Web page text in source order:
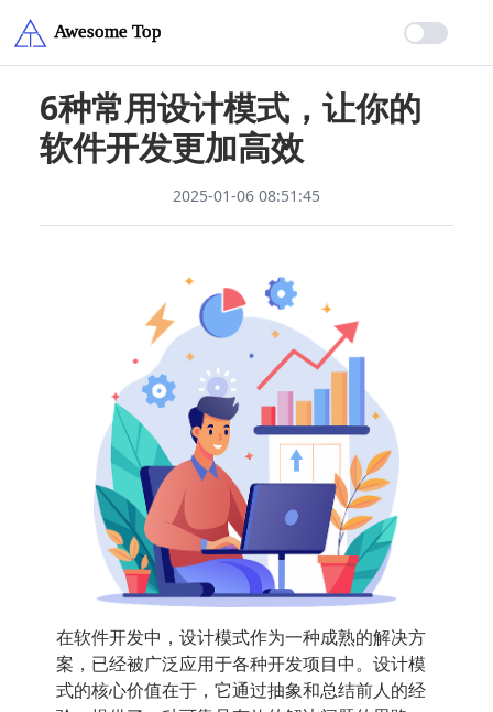
6种常用设计模式，让你的
软件开发更加高效
2025-01-06 08:51:45
在软件开发中，设计模式作为一种成熟的解决方
案，已经被广泛应用于各种开发项目中。设计模
式的核心价值在于，它通过抽象和总结前人的经